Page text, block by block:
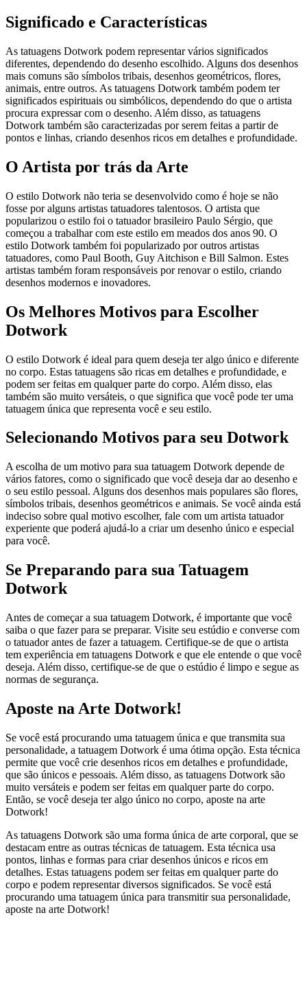
Significado e Características
As tatuagens Dotwork podem representar vários significados
diferentes, dependendo do desenho escolhido. Alguns dos desenhos
mais comuns são símbolos tribais, desenhos geométricos, flores,
animais, entre outros. As tatuagens Dotwork também podem ter
significados espirituais ou simbólicos, dependendo do que o artista
procura expressar com o desenho. Além disso, as tatuagens
Dotwork também são caracterizadas por serem feitas a partir de
pontos e linhas, criando desenhos ricos em detalhes e profundidade.
O Artista por trás da Arte
O estilo Dotwork não teria se desenvolvido como é hoje se não
fosse por alguns artistas tatuadores talentosos. O artista que
popularizou o estilo foi o tatuador brasileiro Paulo Sérgio, que
começou a trabalhar com este estilo em meados dos anos 90. O
estilo Dotwork também foi popularizado por outros artistas
tatuadores, como Paul Booth, Guy Aitchison e Bill Salmon. Estes
artistas também foram responsáveis por renovar o estilo, criando
desenhos modernos e inovadores.
Os Melhores Motivos para Escolher
Dotwork
O estilo Dotwork é ideal para quem deseja ter algo único e diferente
no corpo. Estas tatuagens são ricas em detalhes e profundidade, e
podem ser feitas em qualquer parte do corpo. Além disso, elas
também são muito versáteis, o que significa que você pode ter uma
tatuagem única que representa você e seu estilo.
Selecionando Motivos para seu Dotwork
A escolha de um motivo para sua tatuagem Dotwork depende de
vários fatores, como o significado que você deseja dar ao desenho e
o seu estilo pessoal. Alguns dos desenhos mais populares são flores,
símbolos tribais, desenhos geométricos e animais. Se você ainda está
indeciso sobre qual motivo escolher, fale com um artista tatuador
experiente que poderá ajudá-lo a criar um desenho único e especial
para você.
Se Preparando para sua Tatuagem
Dotwork
Antes de começar a sua tatuagem Dotwork, é importante que você
saiba o que fazer para se preparar. Visite seu estúdio e converse com
o tatuador antes de fazer a tatuagem. Certifique-se de que o artista
tem experiência em tatuagens Dotwork e que ele entende o que você
deseja. Além disso, certifique-se de que o estúdio é limpo e segue as
normas de segurança.
Aposte na Arte Dotwork!
Se você está procurando uma tatuagem única e que transmita sua
personalidade, a tatuagem Dotwork é uma ótima opção. Esta técnica
permite que você crie desenhos ricos em detalhes e profundidade,
que são únicos e pessoais. Além disso, as tatuagens Dotwork são
muito versáteis e podem ser feitas em qualquer parte do corpo.
Então, se você deseja ter algo único no corpo, aposte na arte
Dotwork!
As tatuagens Dotwork são uma forma única de arte corporal, que se
destacam entre as outras técnicas de tatuagem. Esta técnica usa
pontos, linhas e formas para criar desenhos únicos e ricos em
detalhes. Estas tatuagens podem ser feitas em qualquer parte do
corpo e podem representar diversos significados. Se você está
procurando uma tatuagem única para transmitir sua personalidade,
aposte na arte Dotwork!